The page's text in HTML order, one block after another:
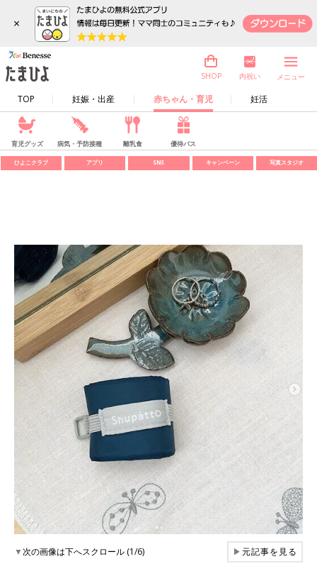
×
TOP 妊娠・出産 赤ちゃん・育児 妊活
SHOP 内祝い メニュー
育児グッズ 病気・予防接種 離乳食 優待パス
ひよこクラブ アプリ SNS キャンペーン 写真スタジオ
▼次の画像は下へスクロール (1/6) ▶元記事を見る